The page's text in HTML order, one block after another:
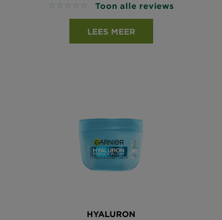
No reviews Toon alle reviews
LEES MEER
HYALURON